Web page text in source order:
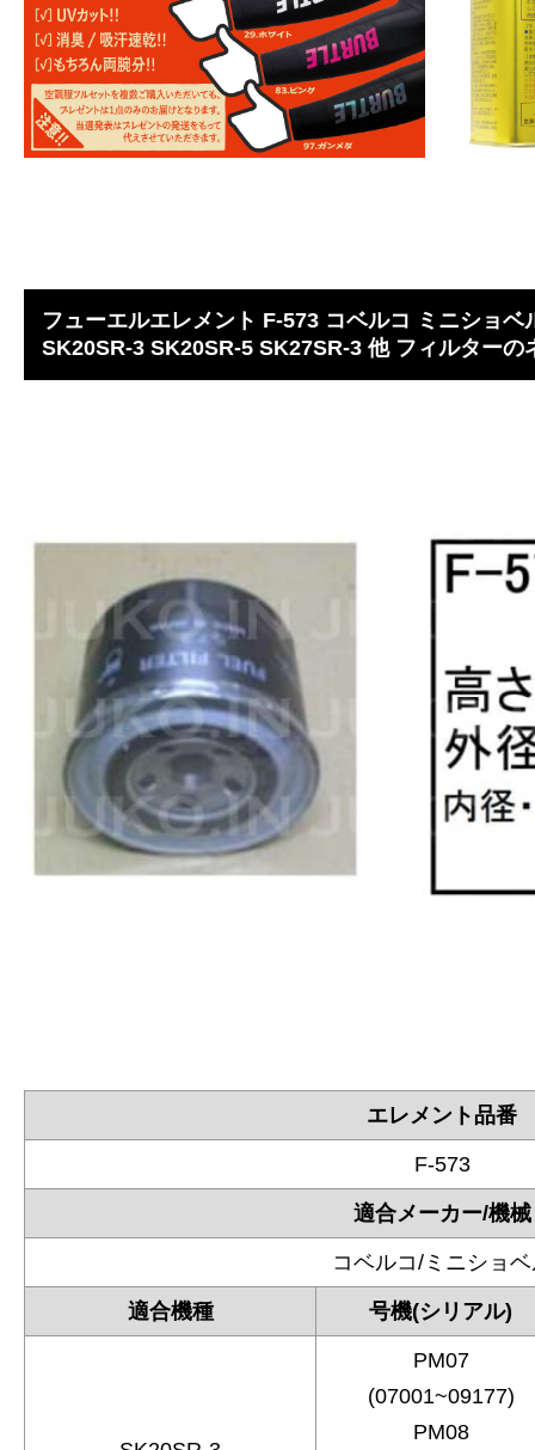
フューエルエレメント F-573 コベルコ ミニショベ
SK20SR-3 SK20SR-5 SK27SR-3 他 フィルターの
エレメント品番
F-573
適合メーカー/機械
コベルコ/ミニショ
適合機種 号機(シリアル)
PM07
(07001~09177)
PM08